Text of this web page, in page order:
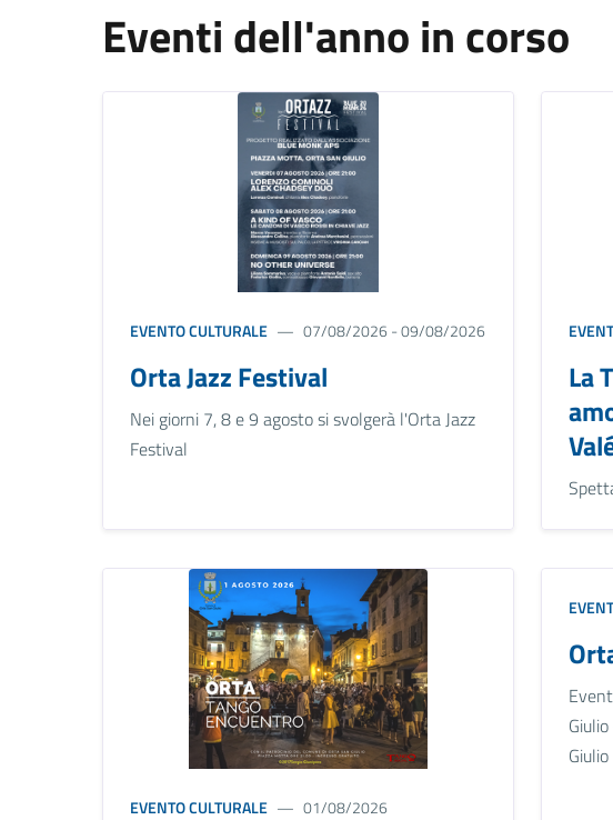
Eventi dell'anno in corso
EVENTO CULTURALE 07/08/2026 - 09/08/2026
Orta Jazz Festival
Nei giorni 7, 8 e 9 agosto si svolgerà l'Orta Jazz
Festival
La
EVENTO CULTURALE 01/08/2026